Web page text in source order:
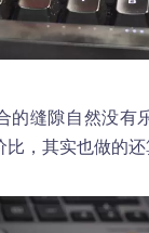
的缝隙自然没有
，其实也做的还